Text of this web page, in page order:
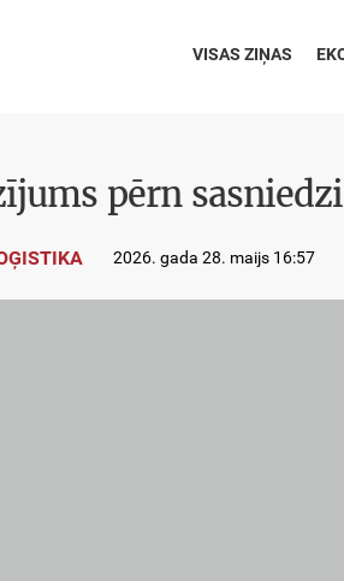
VISAS ZIŅAS
pērn
2026. gada 28. maijs 16:57